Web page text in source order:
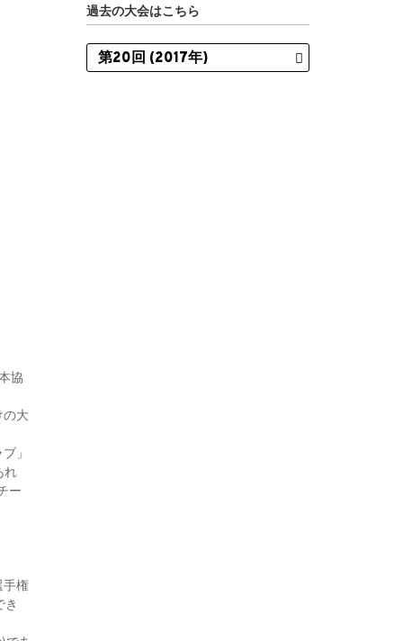
協
大
」
れ
ー
手権
過去の大会はこちら